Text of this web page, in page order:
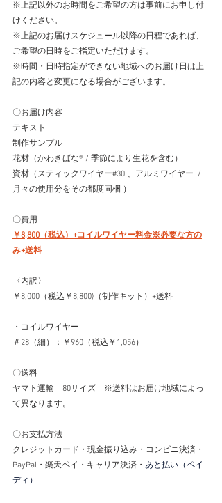
※上記以外のお時間をご希望の方は事前にお申し付
けください。
※上記のお届けスケジュール以降の日程であれば、
ご希望の日時をご指定いただけます。
※時間・日時指定ができない地域へのお届け日は上
記の内容と変更になる場合がございます。
〇お届け内容
テキスト
制作サンプル
花材（かわきばな®︎ / 季節により生花を含む）
資材（スティックワイヤー#30 、アルミワイヤー  /
月々の使用分をその都度同梱 ）
〇費用
￥8,800（税込）+コイルワイヤー料金※必要な方の
み+送料
〈内訳〉
￥8,000（税込￥8,800)（制作キット）+送料
・コイルワイヤー
＃28（細）：￥960（税込￥1,056）
〇送料
ヤマト運輸　80サイズ　※送料はお届け地域によっ
て異なります。
〇お支払方法
クレジットカード・現金振り込み・コンビニ決済・
PayPal・楽天ペイ・キャリア決済・ あと払い（ペイ
ディ）